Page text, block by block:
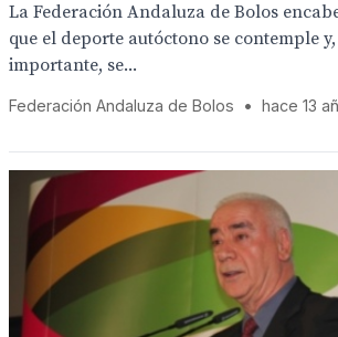
La Federación Andaluza de Bolos
que el deporte autóctono se contemple
importante, se...
Federación Andaluza de Bolos • hace 13